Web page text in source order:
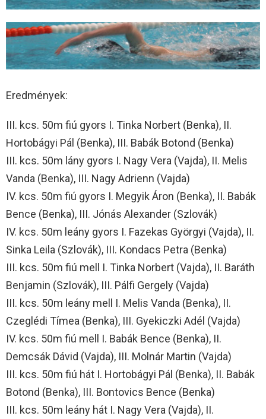
Eredmények:
III. kcs. 50m fiú gyors I. Tinka Norbert (Benka), II.
Hortobágyi Pál (Benka), III. Babák Botond (Benka)
III. kcs. 50m lány gyors I. Nagy Vera (Vajda), II. Melis
Vanda (Benka), III. Nagy Adrienn (Vajda)
IV. kcs. 50m fiú gyors I. Megyik Áron (Benka), II. Babák
Bence (Benka), III. Jónás Alexander (Szlovák)
IV. kcs. 50m leány gyors I. Fazekas Györgyi (Vajda), II.
Sinka Leila (Szlovák), III. Kondacs Petra (Benka)
III. kcs. 50m fiú mell I. Tinka Norbert (Vajda), II. Baráth
Benjamin (Szlovák), III. Pálfi Gergely (Vajda)
III. kcs. 50m leány mell I. Melis Vanda (Benka), II.
Czeglédi Tímea (Benka), III. Gyekiczki Adél (Vajda)
IV. kcs. 50m fiú mell I. Babák Bence (Benka), II.
Demcsák Dávid (Vajda), III. Molnár Martin (Vajda)
III. kcs. 50m fiú hát I. Hortobágyi Pál (Benka), II. Babák
Botond (Benka), III. Bontovics Bence (Benka)
III. kcs. 50m leány hát I. Nagy Vera (Vajda), II.